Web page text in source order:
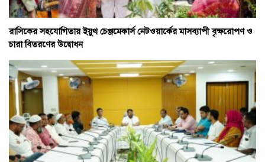
রাসিকের সহযোগিতায় ইয়ুথ চেঞ্জমেকার্স নেটওয়ার্কের মাসব্যাপী বৃক্ষরোপণ ও
চারা বিতরণের উদ্বোধন